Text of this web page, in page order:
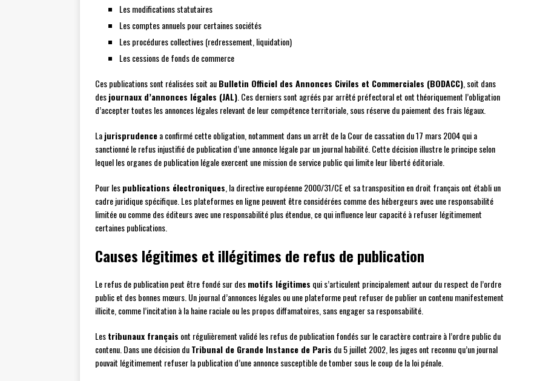
Les modifications statutaires
Les comptes annuels pour certaines sociétés
Les procédures collectives (redressement, liquidation)
Les cessions de fonds de commerce
Ces publications sont réalisées soit auBulletin Officiel des Annonces Civiles et Commerciales (BODACC) , soit dans
desjournaux d’annonces légales (JAL) . Ces derniers sont agréés par arrêté préfectoral et ont théoriquement l’obligation
d’accepter toutes les annonces légales relevant de leur compétence territoriale, sous réserve du paiement des frais légaux.
Lajurisprudencea confirmé cette obligation, notamment dans un arrêt de la Cour de cassation du 17 mars 2004 qui a
sanctionné le refus injustifié de publication d’une annonce légale par un journal habilité. Cette décision illustre le principe selon
lequel les organes de publication légale exercent une mission de service public qui limite leur liberté éditoriale.
Pour lespublications électroniques , la directive européenne 2000/31/CE et sa transposition en droit français ont établi un
cadre juridique spécifique. Les plateformes en ligne peuvent être considérées comme des hébergeurs avec une responsabilité
limitée ou comme des éditeurs avec une responsabilité plus étendue, ce qui influence leur capacité à refuser légitimement
certaines publications.
Causes légitimes et illégitimes de refus de publication
Le refus de publication peut être fondé sur desmotifs légitimes qui s’articulent principalement autour du respect de l’ordre
public et des bonnes mœurs. Un journal d’annonces légales ou une plateforme peut refuser de publier un contenu manifestement
illicite, comme l’incitation à la haine raciale ou les propos diffamatoires, sans engager sa responsabilité.
Lestribunaux français ont régulièrement validé les refus de publication fondés sur le caractère contraire à l’ordre public du
contenu. Dans une décision duTribunal de Grande Instance de Paris du 5 juillet 2002, les juges ont reconnu qu’un journal
pouvait légitimement refuser la publication d’une annonce susceptible de tomber sous le coup de la loi pénale.